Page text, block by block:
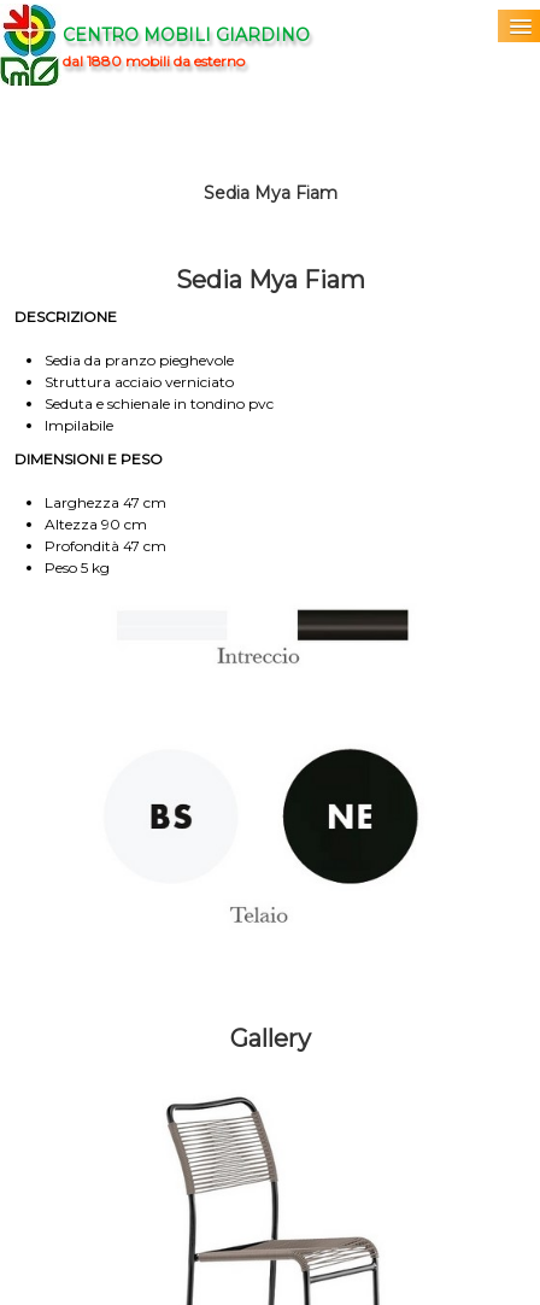
CENTRO MOBILI GIARDINO
dal 1880 mobili da esterno
Info▼
0
Sedia Mya Fiam
Sedia Mya Fiam
DESCRIZIONE
Sedia da pranzo pieghevole
Struttura acciaio verniciato
Seduta e schienale in tondino pvc
Impilabile
DIMENSIONI E PESO
Larghezza 47 cm
Altezza 90 cm
Profondità 47 cm
Peso 5 kg
Gallery